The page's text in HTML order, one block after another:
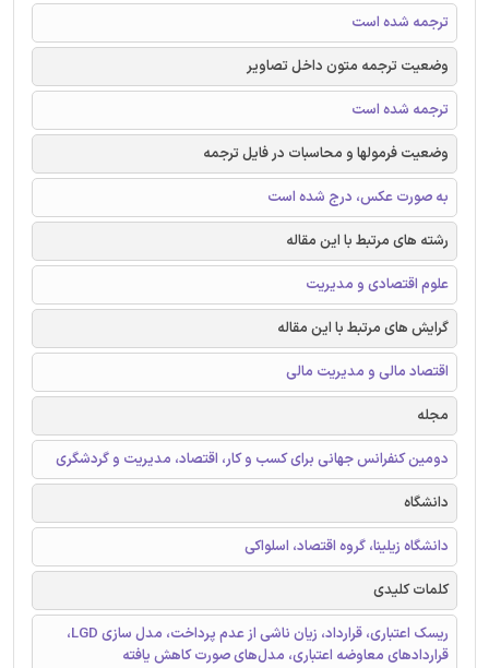
ترجمه شده است
وضعیت ترجمه متون داخل تصاویر
ترجمه شده است
وضعیت فرمولها و محاسبات در فایل ترجمه
به صورت عکس، درج شده است
رشته های مرتبط با این مقاله
علوم اقتصادی و مدیریت
گرایش های مرتبط با این مقاله
اقتصاد مالی و مدیریت مالی
مجله
دومین کنفرانس جهانی برای کسب و کار، اقتصاد، مدیریت و گردشگری
دانشگاه
دانشگاه زیلینا، گروه اقتصاد، اسلواکی
کلمات کلیدی
ریسک اعتباری، قرارداد، زیان ناشی از عدم پرداخت، مدل سازی LGD،
قراردادهای معاوضه اعتباری، مدل‌های صورت کاهش یافته